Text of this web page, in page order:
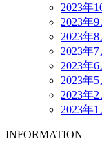
2023年
2023年9
2023年8
2023年7
2023年6
2023年5
2023年2
2023年1
INFORMATION